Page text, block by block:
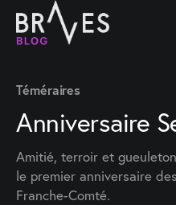
Téméraires
Anniversaire
Amitié, terroir et
le premier anniversaire
Franche-Comté.